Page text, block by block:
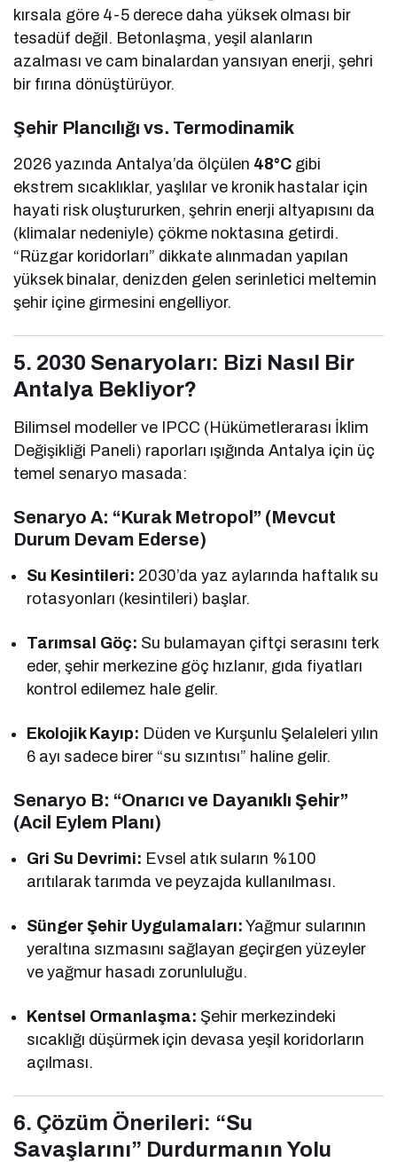
kırsala göre 4-5 derece daha yüksek olması bir
tesadüf değil. Betonlaşma, yeşil alanların
azalması ve cam binalardan yansıyan enerji, şehri
bir fırına dönüştürüyor.
Şehir Plancılığı vs. Termodinamik
2026 yazında Antalya’da ölçülen 48°C gibi
ekstrem sıcaklıklar, yaşlılar ve kronik hastalar için
hayati risk oluştururken, şehrin enerji altyapısını da
(klimalar nedeniyle) çökme noktasına getirdi.
“Rüzgar koridorları” dikkate alınmadan yapılan
yüksek binalar, denizden gelen serinletici meltemin
şehir içine girmesini engelliyor.
5. 2030 Senaryoları: Bizi Nasıl Bir
Antalya Bekliyor?
Bilimsel modeller ve IPCC (Hükümetlerarası İklim
Değişikliği Paneli) raporları ışığında Antalya için üç
temel senaryo masada:
Senaryo A: “Kurak Metropol” (Mevcut
Durum Devam Ederse)
Su Kesintileri: 2030’da yaz aylarında haftalık su
rotasyonları (kesintileri) başlar.
Tarımsal Göç: Su bulamayan çiftçi serasını terk
eder, şehir merkezine göç hızlanır, gıda fiyatları
kontrol edilemez hale gelir.
Ekolojik Kayıp: Düden ve Kurşunlu Şelaleleri yılın
6 ayı sadece birer “su sızıntısı” haline gelir.
Senaryo B: “Onarıcı ve Dayanıklı Şehir”
(Acil Eylem Planı)
Gri Su Devrimi: Evsel atık suların %100
arıtılarak tarımda ve peyzajda kullanılması.
Sünger Şehir Uygulamaları: Yağmur sularının
yeraltına sızmasını sağlayan geçirgen yüzeyler
ve yağmur hasadı zorunluluğu.
Kentsel Ormanlaşma: Şehir merkezindeki
sıcaklığı düşürmek için devasa yeşil koridorların
açılması.
6. Çözüm Önerileri: “Su
Savaşlarını” Durdurmanın Yolu